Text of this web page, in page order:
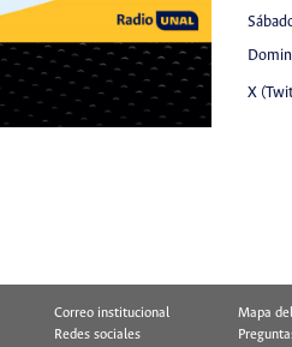
X
Correo institucional
Mapa
Redes sociales